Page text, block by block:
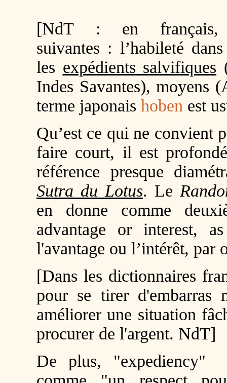
[NdT : en français,
suivantes : l’habileté
les expédients salvifiques
Indes Savantes), moyens
terme japonais hoben est
Qu’est ce qui ne convient
faire court, il est
référence presque
Sutra du Lotus. Le
en donne comme
advantage or interest,
l'avantage ou l’intérêt, par
[Dans les dictionnaires
pour se tirer d'embarras
améliorer une situation
procurer de l'argent. NdT]
De plus, "expediency"